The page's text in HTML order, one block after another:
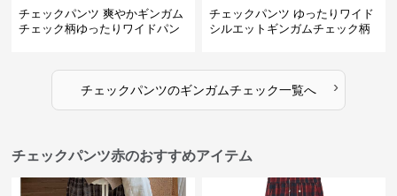
チェックパンツ 爽やかギンガム
チェック柄ゆったりワイドパン
チェックパンツ ゆったりワイド
シルエットギンガムチェック柄
チェックパンツのギンガムチェック一覧へ ›
チェックパンツ赤のおすすめアイテム